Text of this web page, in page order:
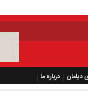
درباره ما